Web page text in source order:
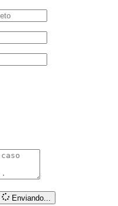
Enviando...